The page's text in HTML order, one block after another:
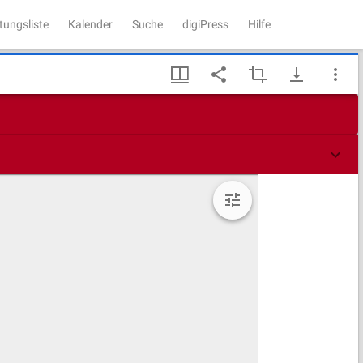
Kalender Suche digiPress Hilfe